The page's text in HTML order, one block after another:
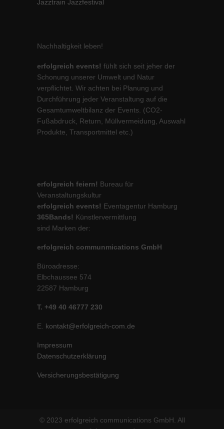
Jazztrain Jazzfestival
Nachhaltigkeit leben!
erfolgreich events! fühlt sich seit jeher der
Schonung unserer Umwelt und Natur
verpflichtet. Wir achten bei Planung und
Durchführung jeder Veranstaltung auf die
Gesamtumweltbilanz der Events. (CO2-
Fußabdruck, Return, Müllvermeidung, Auswahl
Produkte, Transportmittel etc.)
erfolgreich feiern! Bureau für
Veranstaltungskultur
erfolgreich events! Eventagentur Hamburg
365Bands! Künstlervermittlung
sind Marken der:
erfolgreich communmications GmbH
Büroadresse:
Elbchaussee 574
22587 Hamburg
T. +49 40 46777 230
E. kontakt@erfolgreich-com.de
Impressum
Datenschutzerklärung
Versicherungsbestätigung
© 2023 erfolgreich communications GmbH. All
rights reserved.